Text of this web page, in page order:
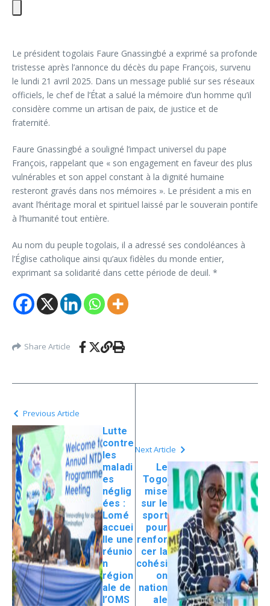
Le président togolais Faure Gnassingbé a exprimé sa profonde
tristesse après l’annonce du décès du pape François, survenu
le lundi 21 avril 2025. Dans un message publié sur ses réseaux
officiels, le chef de l’État a salué la mémoire d’un homme qu’il
considère comme un artisan de paix, de justice et de
fraternité.
Faure Gnassingbé a souligné l’impact universel du pape
François, rappelant que « son engagement en faveur des plus
vulnérables et son appel constant à la dignité humaine
resteront gravés dans nos mémoires ». Le président a mis en
avant l’héritage moral et spirituel laissé par le souverain pontife
à l’humanité tout entière.
Au nom du peuple togolais, il a adressé ses condoléances à
l’Église catholique ainsi qu’aux fidèles du monde entier,
exprimant sa solidarité dans cette période de deuil. *
Share Article
Previous Article
Lutte
contre
les
maladi
es
néglig
ées :
Lomé
accuei
lle une
réunio
n
région
ale de
l’OMS
Next Article
Le
Togo
mise
sur le
sport
pour
renfor
cer la
cohési
on
nation
ale